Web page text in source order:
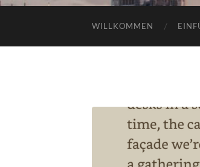
WILLKOMMEN